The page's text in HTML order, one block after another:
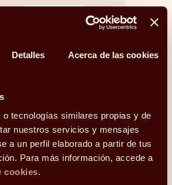
Detalles Acerca de las cookies
tecnologías similares propias y de
nuestros servicios y mensajes
a un perfil elaborado a partir de tus
Para más información, accede a
cookies.